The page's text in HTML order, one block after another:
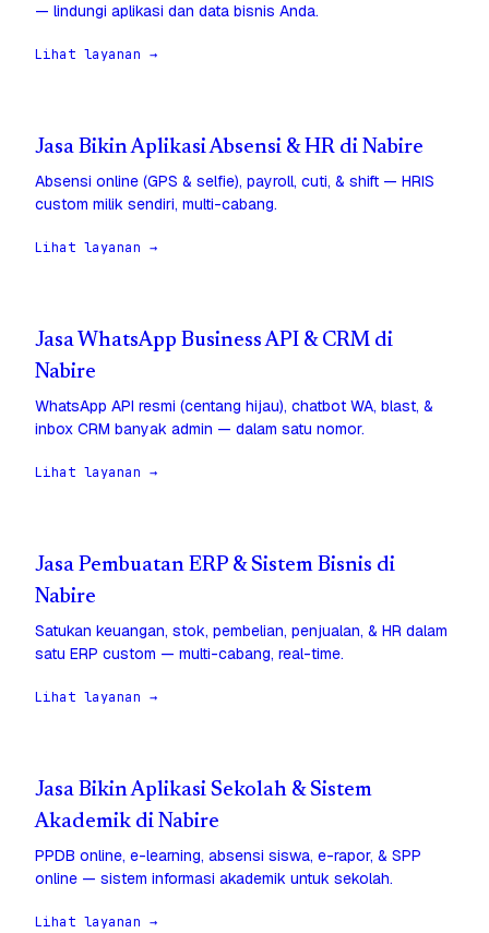
— lindungi aplikasi dan data bisnis Anda.
Lihat layanan →
Jasa Bikin Aplikasi Absensi & HR di Nabire
Absensi online (GPS & selfie), payroll, cuti, & shift — HRIS
custom milik sendiri, multi-cabang.
Lihat layanan →
Jasa WhatsApp Business API & CRM di
Nabire
WhatsApp API resmi (centang hijau), chatbot WA, blast, &
inbox CRM banyak admin — dalam satu nomor.
Lihat layanan →
Jasa Pembuatan ERP & Sistem Bisnis di
Nabire
Satukan keuangan, stok, pembelian, penjualan, & HR dalam
satu ERP custom — multi-cabang, real-time.
Lihat layanan →
Jasa Bikin Aplikasi Sekolah & Sistem
Akademik di Nabire
PPDB online, e-learning, absensi siswa, e-rapor, & SPP
online — sistem informasi akademik untuk sekolah.
Lihat layanan →